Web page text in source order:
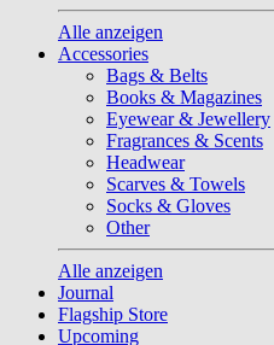
Alle anzeigen
Accessories
Bags & Belts
Books & Magazines
Eyewear & Jewellery
Fragrances & Scents
Headwear
Scarves & Towels
Socks & Gloves
Other
Alle anzeigen
Journal
Flagship Store
Upcoming